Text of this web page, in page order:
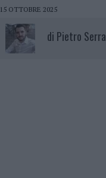
15 OTTOBRE 2025
di Pietro Serra